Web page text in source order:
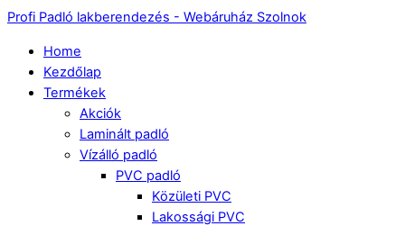
Profi Padló lakberendezés - Webáruház Szolnok
Home
Kezdőlap
Termékek
Akciók
Laminált padló
Vízálló padló
PVC padló
Közületi PVC
Lakossági PVC